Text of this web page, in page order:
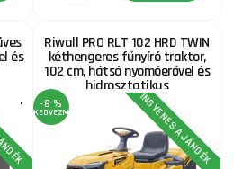
és
Riwall PRO RLT 102 HRD TWIN
kéthengeres fűnyíró traktor,
102 cm, hátsó nyomóerővel és
hidrosztatikus
sebességváltóval+...
-8 %
KEDVEZMÉNY INGYENES AJÁNDÉK